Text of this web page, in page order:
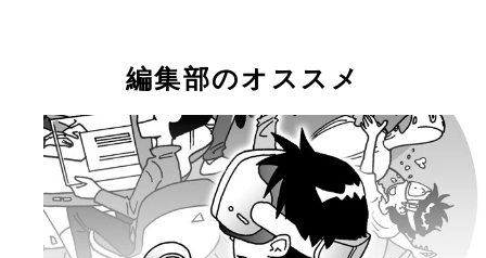
『エグリプト』にトライしてみた！！ キャラを
対戦させ、レアなキャラを入手すれば稼げるが、
低い。無課金でスタートできるが稼ぐのはなかな
そう
編集部のオススメ